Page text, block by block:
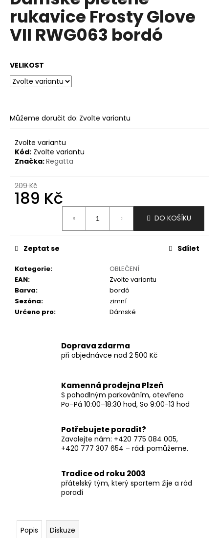
5
hvězdiček.
rukavice Frosty Glove
VII RWG063 bordó
VELIKOST
Můžeme doručit do: Zvolte variantu
Zvolte variantu
Kód: Zvolte variantu
Značka:Regatta
209 Kč
189 Kč
DO KOŠÍKU
Kategorie:
OBLEČENÍ
EAN:
Zvolte variantu
Barva:
bordó
Sezóna:
zimní
Určeno pro: Dámské
Zeptat se Sdílet
Doprava zdarma
při objednávce nad 2 500 Kč
Kamenná prodejna Plzeň
S pohodlným parkováním, otevřeno
Po–Pá 10:00–18:30 hod, So 9:00-13 hod
Potřebujete poradit?
Zavolejte nám: +420 775 084 005,
+420 777 307 654 – rádi pomůžeme.
Tradice od roku 2003
přátelský tým, který sportem žije a rád
poradí
Popis Diskuze
a
j
í
?
HLEDAT
D
o
p
o
e
m
e